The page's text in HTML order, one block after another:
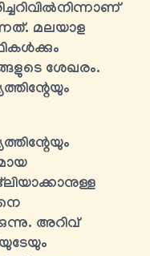
മലയാള
ശേഖരം.
അറിവ്